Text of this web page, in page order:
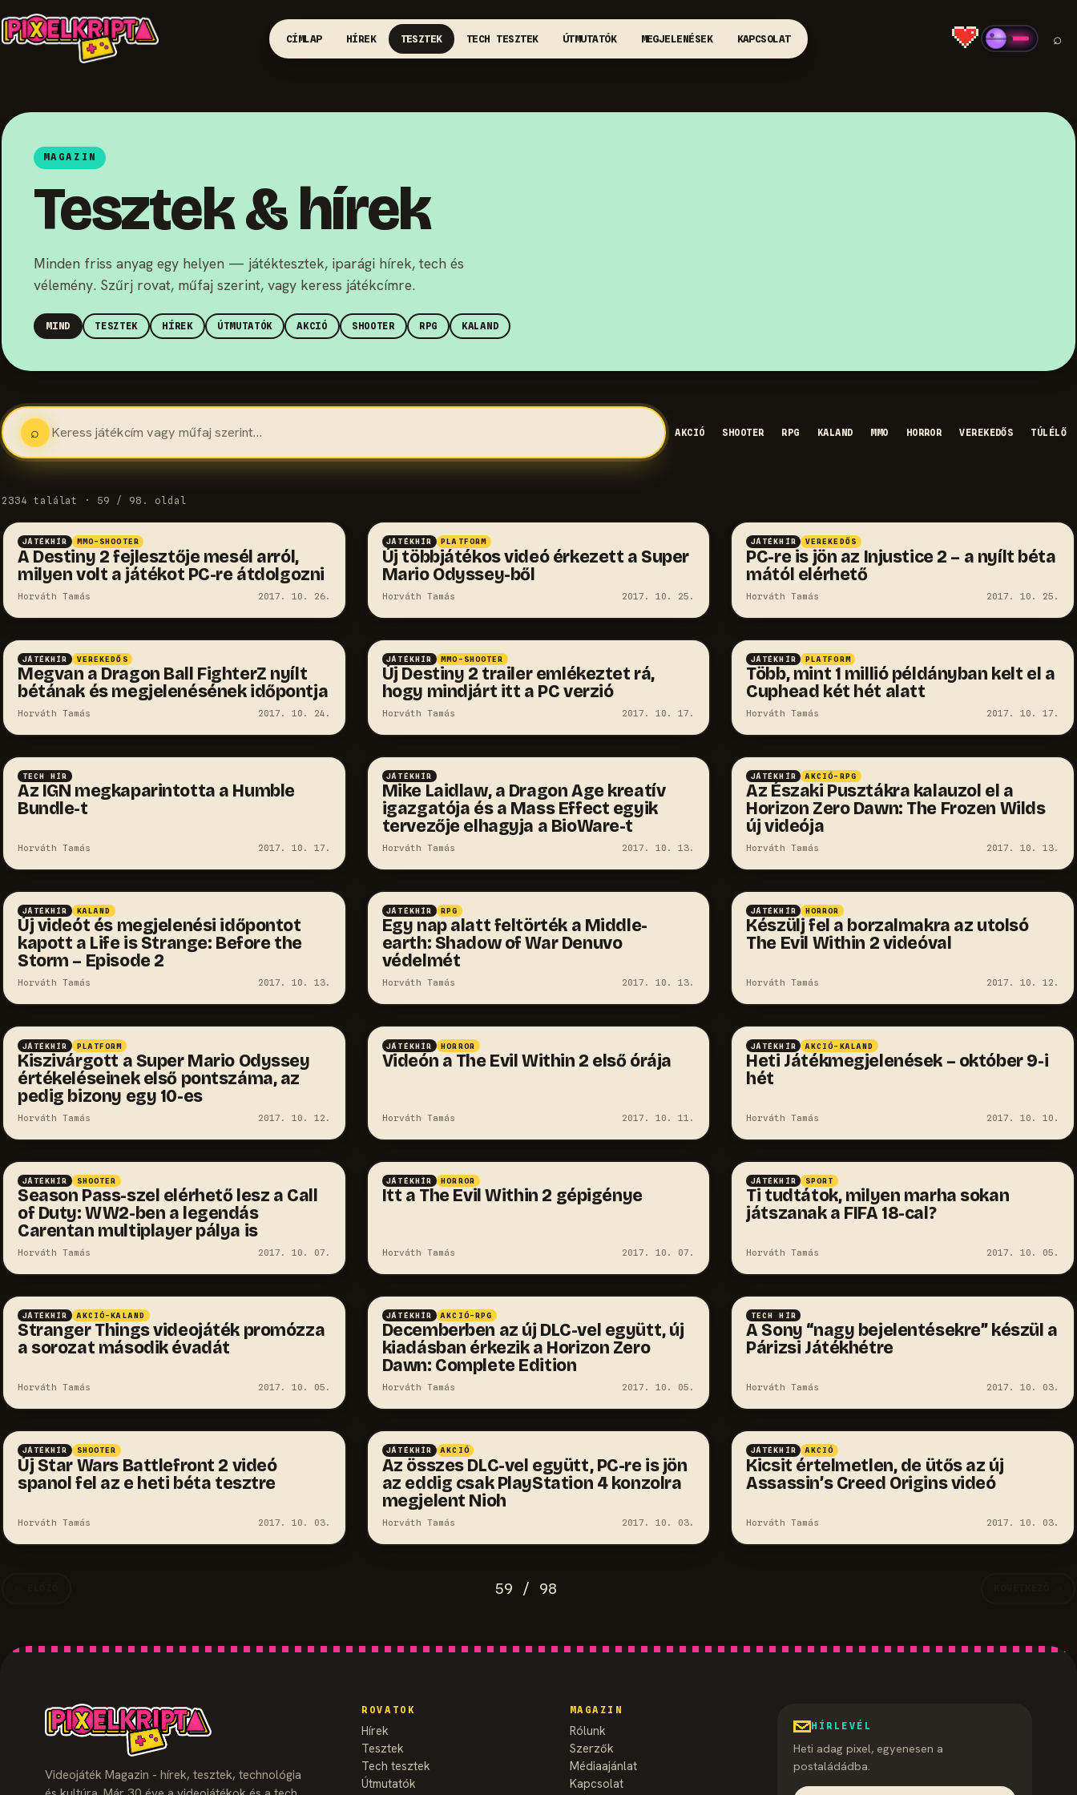
CÍMLAP HÍREK TESZTEK TECH TESZTEK ÚTMUTATÓK MEGJELENÉSEK KAPCSOLAT ⌕
MAGAZIN
Tesztek & hírek
Minden friss anyag egy helyen — játéktesztek, iparági hírek, tech és
vélemény. Szűrj rovat, műfaj szerint, vagy keress játékcímre.
MIND TESZTEK HÍREK ÚTMUTATÓK AKCIÓ SHOOTER RPG KALAND
⌕ AKCIÓ SHOOTER RPG KALAND MMO HORROR VEREKEDŐS TÚLÉLŐ
2334 találat · 59 / 98. oldal
JÁTÉKHÍR MMO-SHOOTER
A Destiny 2 fejlesztője mesél arról,
milyen volt a játékot PC-re átdolgozni
Horváth Tamás 2017. 10. 26.
JÁTÉKHÍR PLATFORM
Új többjátékos videó érkezett a Super
Mario Odyssey-ből
Horváth Tamás 2017. 10. 25.
JÁTÉKHÍR VEREKEDŐS
PC-re is jön az Injustice 2 – a nyílt béta
mától elérhető
Horváth Tamás 2017. 10. 25.
JÁTÉKHÍR VEREKEDŐS
Megvan a Dragon Ball FighterZ nyílt
bétának és megjelenésének időpontja
Horváth Tamás 2017. 10. 24.
JÁTÉKHÍR MMO-SHOOTER
Új Destiny 2 trailer emlékeztet rá,
hogy mindjárt itt a PC verzió
Horváth Tamás 2017. 10. 17.
JÁTÉKHÍR PLATFORM
Több, mint 1 millió példányban kelt el a
Cuphead két hét alatt
Horváth Tamás 2017. 10. 17.
TECH HÍR
Az IGN megkaparintotta a Humble
Bundle-t
Horváth Tamás 2017. 10. 17.
JÁTÉKHÍR
Mike Laidlaw, a Dragon Age kreatív
igazgatója és a Mass Effect egyik
tervezője elhagyja a BioWare-t
Horváth Tamás 2017. 10. 13.
JÁTÉKHÍR AKCIÓ-RPG
Az Északi Pusztákra kalauzol el a
Horizon Zero Dawn: The Frozen Wilds
új videója
Horváth Tamás 2017. 10. 13.
JÁTÉKHÍR KALAND
Új videót és megjelenési időpontot
kapott a Life is Strange: Before the
Storm – Episode 2
Horváth Tamás 2017. 10. 13.
JÁTÉKHÍR RPG
Egy nap alatt feltörték a Middle-
earth: Shadow of War Denuvo
védelmét
Horváth Tamás 2017. 10. 13.
JÁTÉKHÍR HORROR
Készülj fel a borzalmakra az utolsó
The Evil Within 2 videóval
Horváth Tamás 2017. 10. 12.
JÁTÉKHÍR PLATFORM
Kiszivárgott a Super Mario Odyssey
értékeléseinek első pontszáma, az
pedig bizony egy 10-es
Horváth Tamás 2017. 10. 12.
JÁTÉKHÍR HORROR
Videón a The Evil Within 2 első órája
Horváth Tamás 2017. 10. 11.
JÁTÉKHÍR AKCIÓ-KALAND
Heti Játékmegjelenések – október 9-i
hét
Horváth Tamás 2017. 10. 10.
JÁTÉKHÍR SHOOTER
Season Pass-szel elérhető lesz a Call
of Duty: WW2-ben a legendás
Carentan multiplayer pálya is
Horváth Tamás 2017. 10. 07.
JÁTÉKHÍR HORROR
Itt a The Evil Within 2 gépigénye
Horváth Tamás 2017. 10. 07.
JÁTÉKHÍR SPORT
Ti tudtátok, milyen marha sokan
játszanak a FIFA 18-cal?
Horváth Tamás 2017. 10. 05.
JÁTÉKHÍR AKCIÓ-KALAND
Stranger Things videojáték promózza
a sorozat második évadát
Horváth Tamás 2017. 10. 05.
JÁTÉKHÍR AKCIÓ-RPG
Decemberben az új DLC-vel együtt, új
kiadásban érkezik a Horizon Zero
Dawn: Complete Edition
Horváth Tamás 2017. 10. 05.
TECH HÍR
A Sony “nagy bejelentésekre” készül a
Párizsi Játékhétre
Horváth Tamás 2017. 10. 03.
JÁTÉKHÍR SHOOTER
Új Star Wars Battlefront 2 videó
spanol fel az e heti béta tesztre
Horváth Tamás 2017. 10. 03.
JÁTÉKHÍR AKCIÓ
Az összes DLC-vel együtt, PC-re is jön
az eddig csak PlayStation 4 konzolra
megjelent Nioh
Horváth Tamás 2017. 10. 03.
JÁTÉKHÍR AKCIÓ
Kicsit értelmetlen, de ütős az új
Assassin’s Creed Origins videó
Horváth Tamás 2017. 10. 03.
59 / 98
Videojáték Magazin - hírek, tesztek, technológia
ROVATOK
Hírek
Tesztek
Tech tesztek
Útmutatók
MAGAZIN
Rólunk
Szerzők
Médiaajánlat
Kapcsolat
HÍRLEVÉL
Heti adag pixel, egyenesen a
postaládádba.